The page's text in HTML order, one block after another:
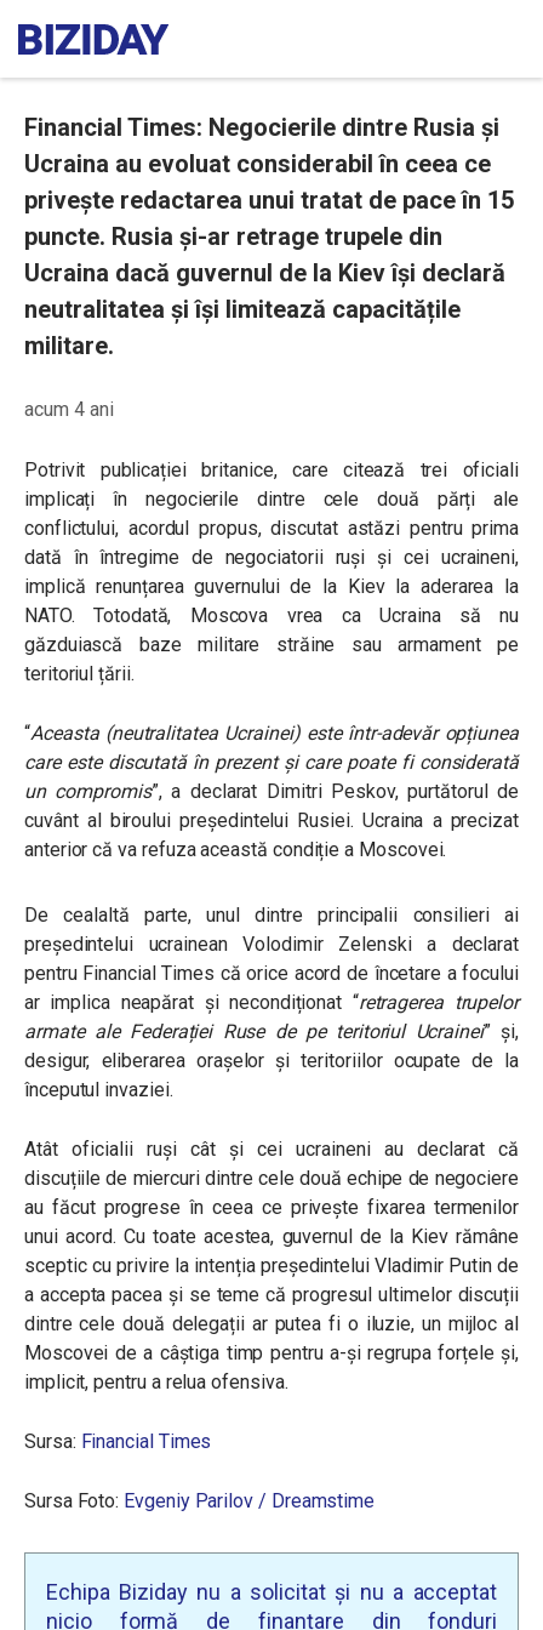
Financial Times: Negocierile dintre Rusia și
Ucraina au evoluat considerabil în ceea ce
privește redactarea unui tratat de pace în 15
puncte. Rusia și-ar retrage trupele din
Ucraina dacă guvernul de la Kiev își declară
neutralitatea și își limitează capacitățile
militare.
acum 4 ani
Potrivit publicației britanice, care citează trei oficiali
implicați în negocierile dintre cele două părți ale
conflictului, acordul propus, discutat astăzi pentru prima
dată în întregime de negociatorii ruși și cei ucraineni,
implică renunțarea guvernului de la Kiev la aderarea la
NATO. Totodată, Moscova vrea ca Ucraina să nu
găzduiască baze militare străine sau armament pe
teritoriul țării.
“Aceasta (neutralitatea Ucrainei) este într-adevăr opțiunea
care este discutată în prezent și care poate fi considerată
un compromis”, a declarat Dimitri Peskov, purtătorul de
cuvânt al biroului președintelui Rusiei. Ucraina a precizat
anterior că va refuza această condiție a Moscovei.
De cealaltă parte, unul dintre principalii consilieri ai
președintelui ucrainean Volodimir Zelenski a declarat
pentru Financial Times că orice acord de încetare a focului
ar implica neapărat și necondiționat “retragerea trupelor
armate ale Federației Ruse de pe teritoriul Ucrainei” și,
desigur, eliberarea orașelor și teritoriilor ocupate de la
începutul invaziei.
Atât oficialii ruși cât și cei ucraineni au declarat că
discuțiile de miercuri dintre cele două echipe de negociere
au făcut progrese în ceea ce privește fixarea termenilor
unui acord. Cu toate acestea, guvernul de la Kiev rămâne
sceptic cu privire la intenția președintelui Vladimir Putin de
a accepta pacea și se teme că progresul ultimelor discuții
dintre cele două delegații ar putea fi o iluzie, un mijloc al
Moscovei de a câștiga timp pentru a-și regrupa forțele și,
implicit, pentru a relua ofensiva.
Sursa: Financial Times
Sursa Foto: Evgeniy Parilov / Dreamstime
Echipa Biziday nu a solicitat și nu a acceptat
nicio formă de finanțare din fonduri